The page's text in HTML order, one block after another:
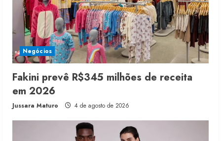
Negócios
Fakini prevê R$345 milhões de receita
em 2026
Jussara Maturo 4 de agosto de 2026